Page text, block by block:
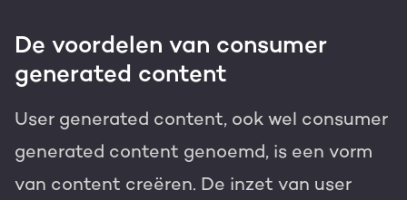
De voordelen van consumer
generated content
User generated content, ook wel consumer
generated content genoemd, is een vorm
van content creëren. De inzet van user